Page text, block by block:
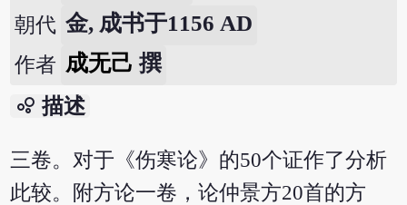
朝代 金, 成书于1156 AD
作者 成无己 撰
bubble_chart 描述
三卷。对于《伤寒论》的50个证作了分析
此较。附方论一卷，论仲景方20首的方